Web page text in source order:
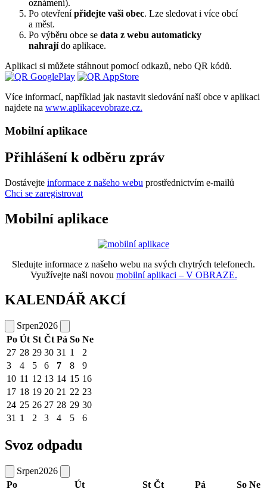
oznámení).
Po otevřenípřidejte vaši obec. Lze sledovat i více obcí
a měst.
Po výběru obce se data z webu automaticky
nahrajído aplikace.
Aplikaci si můžete stáhnout pomocí odkazů, nebo QR kódů.
Více informací, například jak nastavit sledování naší obce v aplikaci
najdete na www.aplikacevobraze.cz.
Mobilní aplikace
Přihlášení k odběru zpráv
Dostávejte informace z našeho webu prostřednictvím e-mailů
Chci se zaregistrovat
Mobilní aplikace
Sledujte informace z našeho webu na svých chytrých telefonech.
Využívejte naši novou mobilní aplikaci – V OBRAZE.
KALENDÁŘ AKCÍ
Srpen2026
Po Út St Čt Pá So Ne
27 28 29 30 31 1
2
3
4 5 6 7 8
9
10 11 12 13 14 15 16
17 18 19 20 21 22 23
24 25 26 27 28 29 30
31 1 2 3 4 5 6
Svoz odpadu
Srpen2026
Po
Út St Čt Pá So Ne